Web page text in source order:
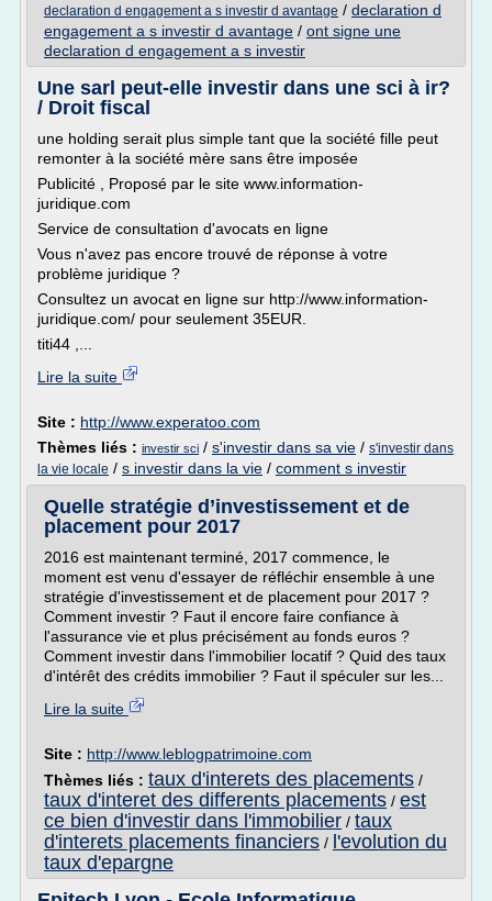
declaration d engagement a s investir d avantage / declaration d
engagement a s investir d avantage / ont signe une
declaration d engagement a s investir
Une sarl peut-elle investir dans une sci à ir?
/ Droit fiscal
une holding serait plus simple tant que la société fille peut
remonter à la société mère sans être imposée
Publicité , Proposé par le site www.information-
juridique.com
Service de consultation d'avocats en ligne
Vous n'avez pas encore trouvé de réponse à votre
problème juridique ?
Consultez un avocat en ligne sur http://www.information-
juridique.com/ pour seulement 35EUR.
titi44 ,...
Lire la suite
Site : http://www.experatoo.com
Thèmes liés : investir sci / s'investir dans sa vie / s'investir dans
la vie locale / s investir dans la vie / comment s investir
Quelle stratégie d’investissement et de
placement pour 2017
2016 est maintenant terminé, 2017 commence, le
moment est venu d'essayer de réfléchir ensemble à une
stratégie d'investissement et de placement pour 2017 ?
Comment investir ? Faut il encore faire confiance à
l'assurance vie et plus précisément au fonds euros ?
Comment investir dans l'immobilier locatif ? Quid des taux
d'intérêt des crédits immobilier ? Faut il spéculer sur les...
Lire la suite
Site : http://www.leblogpatrimoine.com
Thèmes liés : taux d'interets des placements /
taux d'interet des differents placements / est
ce bien d'investir dans l'immobilier / taux
d'interets placements financiers / l'evolution du
taux d'epargne